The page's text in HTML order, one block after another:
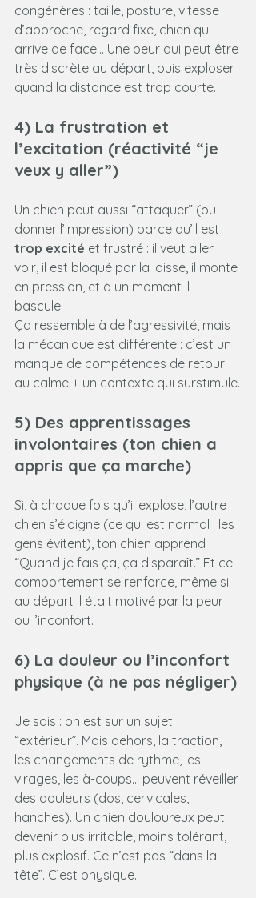
congénères : taille, posture, vitesse
d’approche, regard fixe, chien qui
arrive de face… Une peur qui peut être
très discrète au départ, puis exploser
quand la distance est trop courte.
4) La frustration et
l’excitation (réactivité “je
veux y aller”)
Un chien peut aussi “attaquer” (ou
donner l’impression) parce qu’il est
trop excité et frustré : il veut aller
voir, il est bloqué par la laisse, il monte
en pression, et à un moment il
bascule.
Ça ressemble à de l’agressivité, mais
la mécanique est différente : c’est un
manque de compétences de retour
au calme + un contexte qui surstimule.
5) Des apprentissages
involontaires (ton chien a
appris que ça marche)
Si, à chaque fois qu’il explose, l’autre
chien s’éloigne (ce qui est normal : les
gens évitent), ton chien apprend :
“Quand je fais ça, ça disparaît.” Et ce
comportement se renforce, même si
au départ il était motivé par la peur
ou l’inconfort.
6) La douleur ou l’inconfort
physique (à ne pas négliger)
Je sais : on est sur un sujet
“extérieur”. Mais dehors, la traction,
les changements de rythme, les
virages, les à-coups… peuvent réveiller
des douleurs (dos, cervicales,
hanches). Un chien douloureux peut
devenir plus irritable, moins tolérant,
plus explosif. Ce n’est pas “dans la
tête”. C’est physique.